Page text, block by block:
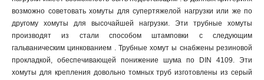
возможно советовать хомуты для супертяжелой нагрузки или же по
другому хомуты для высочайшей нагрузки. Эти трубные хомуты
производят из стали способом штамповки с следующим
гальваническим цинкованием . Трубные хомут ы снабжены резиновой
прокладкой, обеспечивающей понижение шума по DIN 4109. Эти
хомуты для крепления довольно томных труб изготовлены из серый